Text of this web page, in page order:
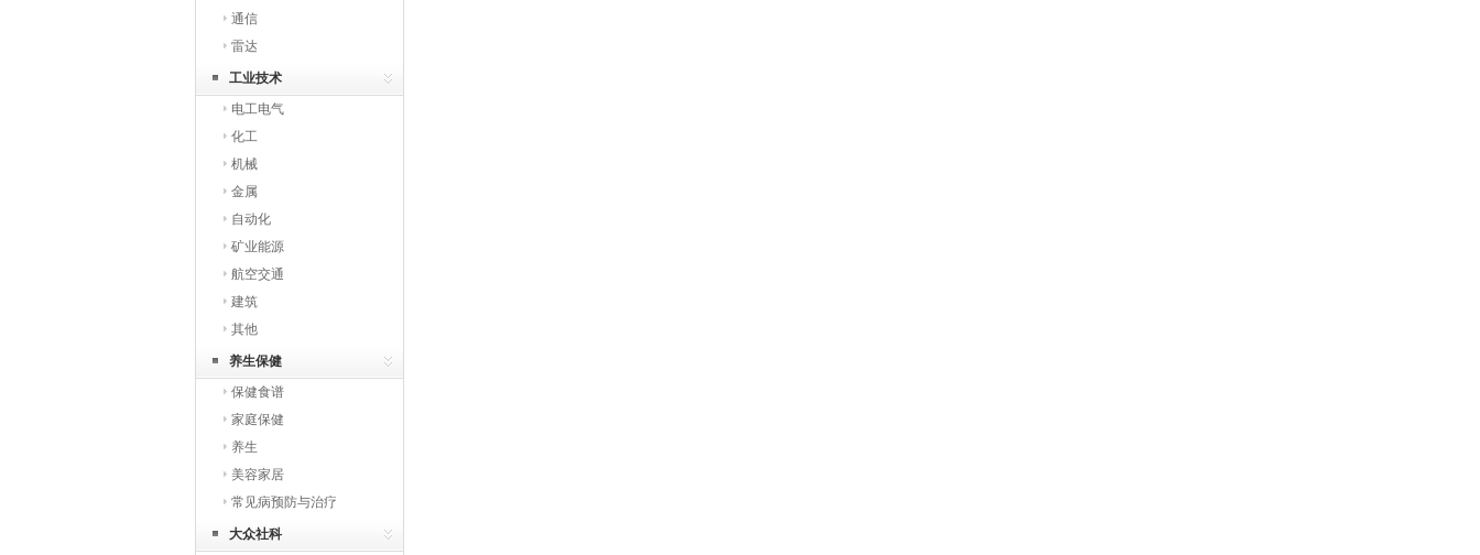
通信
雷达
工业技术
电工电气
化工
机械
金属
自动化
矿业能源
航空交通
建筑
其他
养生保健
保健食谱
家庭保健
养生
美容家居
常见病预防与治疗
大众社科